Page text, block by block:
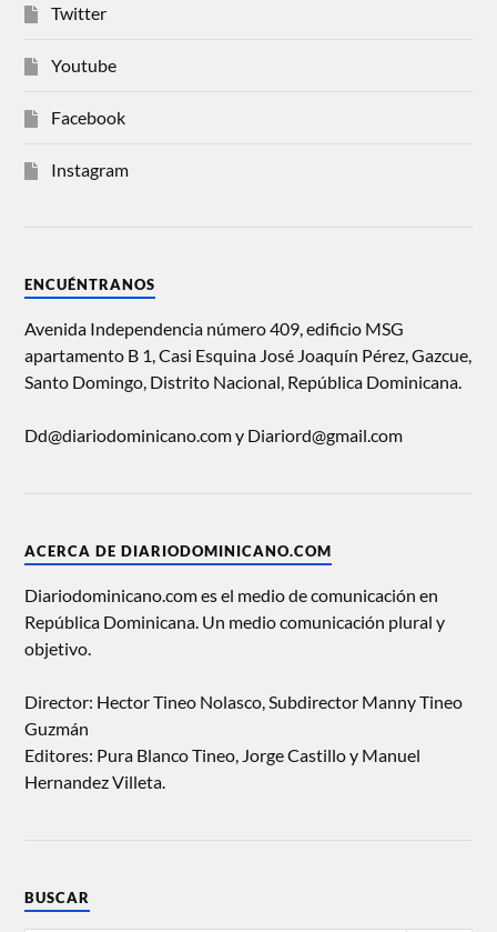
Twitter
Youtube
Facebook
Instagram
ENCUÉNTRANOS
Avenida Independencia número 409, edificio MSG
apartamento B 1, Casi Esquina José Joaquín Pérez, Gazcue,
Santo Domingo, Distrito Nacional, República Dominicana.
Dd@diariodominicano.com y Diariord@gmail.com
ACERCA DE DIARIODOMINICANO.COM
Diariodominicano.com es el medio de comunicación en
República Dominicana. Un medio comunicación plural y
objetivo.
Director: Hector Tineo Nolasco, Subdirector Manny Tineo
Guzmán
Editores: Pura Blanco Tineo, Jorge Castillo y Manuel
Hernandez Villeta.
BUSCAR